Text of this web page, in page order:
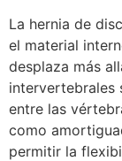
La hernia de
el material
desplaza más
intervertebrales
entre las
como
permitir la